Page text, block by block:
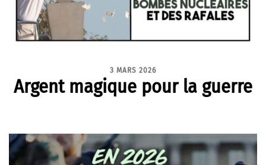
3 MARS 2026
Argent magique pour la guerre